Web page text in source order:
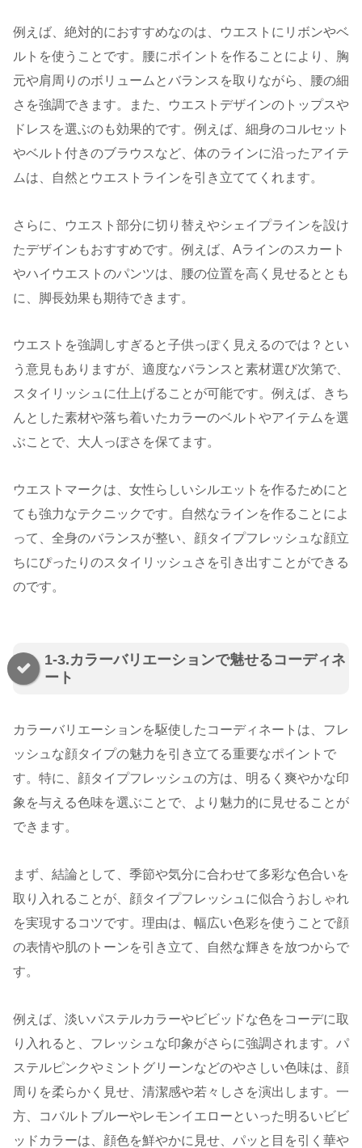
例えば、絶対的におすすめなのは、ウエストにリボンやベ
ルトを使うことです。腰にポイントを作ることにより、胸
元や肩周りのボリュームとバランスを取りながら、腰の細
さを強調できます。また、ウエストデザインのトップスや
ドレスを選ぶのも効果的です。例えば、細身のコルセット
やベルト付きのブラウスなど、体のラインに沿ったアイテ
ムは、自然とウエストラインを引き立ててくれます。
さらに、ウエスト部分に切り替えやシェイプラインを設け
たデザインもおすすめです。例えば、Aラインのスカート
やハイウエストのパンツは、腰の位置を高く見せるととも
に、脚長効果も期待できます。
ウエストを強調しすぎると子供っぽく見えるのでは？とい
う意見もありますが、適度なバランスと素材選び次第で、
スタイリッシュに仕上げることが可能です。例えば、きち
んとした素材や落ち着いたカラーのベルトやアイテムを選
ぶことで、大人っぽさを保てます。
ウエストマークは、女性らしいシルエットを作るためにと
ても強力なテクニックです。自然なラインを作ることによ
って、全身のバランスが整い、顔タイプフレッシュな顔立
ちにぴったりのスタイリッシュさを引き出すことができる
のです。
1-3.カラーバリエーションで魅せるコーディネ
ート
カラーバリエーションを駆使したコーディネートは、フレ
ッシュな顔タイプの魅力を引き立てる重要なポイントで
す。特に、顔タイプフレッシュの方は、明るく爽やかな印
象を与える色味を選ぶことで、より魅力的に見せることが
できます。
まず、結論として、季節や気分に合わせて多彩な色合いを
取り入れることが、顔タイプフレッシュに似合うおしゃれ
を実現するコツです。理由は、幅広い色彩を使うことで顔
の表情や肌のトーンを引き立て、自然な輝きを放つからで
す。
例えば、淡いパステルカラーやビビッドな色をコーデに取
り入れると、フレッシュな印象がさらに強調されます。パ
ステルピンクやミントグリーンなどのやさしい色味は、顔
周りを柔らかく見せ、清潔感や若々しさを演出します。一
方、コバルトブルーやレモンイエローといった明るいビビ
ッドカラーは、顔色を鮮やかに見せ、パッと目を引く華や